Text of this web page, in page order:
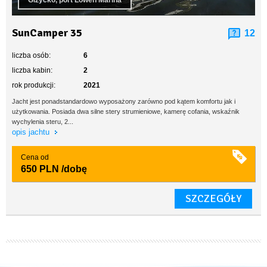
SunCamper 35 12
liczba osób:
6
liczba kabin:
2
rok produkcji:
2021
Jacht jest ponadstandardowo wyposażony zarówno pod kątem komfortu jak i
użytkowania. Posiada dwa silne stery strumieniowe, kamerę cofania, wskaźnik
wychylenia steru, 2...
opis jachtu
Cena od
650 PLN /dobę
SZCZEGÓŁY